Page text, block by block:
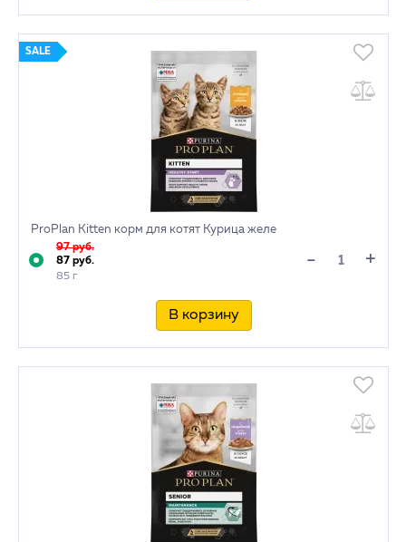
SALE
ProPlan Kitten корм для котят Курица желе
97 руб.
87 руб.
85 г
- +
В корзину